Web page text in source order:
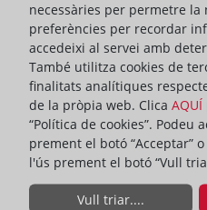
necessàries per permetre la
preferències per recordar
accedeixi al servei amb
També utilitza cookies de
finalitats analítiques
de la pròpia web. Clica AQUÍ
“Política de cookies”. Podeu
prement el botó “Acceptar”
l'ús prement el botó “Vull
Vull triar....